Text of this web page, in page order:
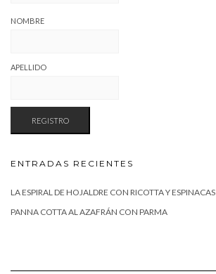
NOMBRE
APELLIDO
ENTRADAS RECIENTES
LA ESPIRAL DE HOJALDRE CON RICOTTA Y ESPINACAS
PANNA COTTA AL AZAFRÁN CON PARMA